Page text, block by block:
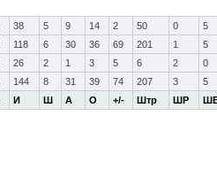
И Ш А О +/- Штр ШР
38 5 9 14 2 50 0
5
118 6 30 36 69 201 1
5
26 2 1 3 5 6 2
0
144 8 31 39 74 207 3 5